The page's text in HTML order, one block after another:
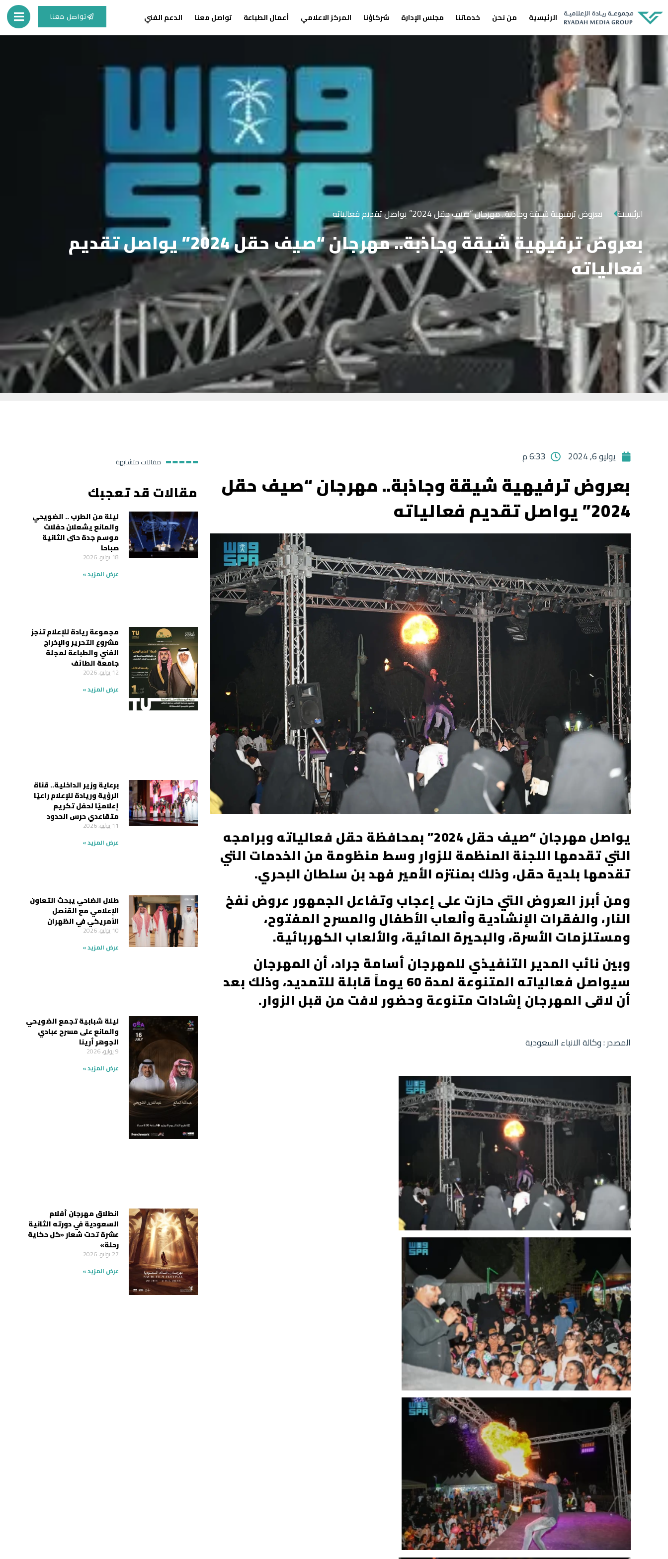
الرئيسية من نحن خدماتنا مجلس الإدارة شركاؤنا المركز الاعلامي أعمال الطباعة تواصل معنا الدعم الفني تواصل معنا
الرئيسية بعروض ترفيهية شيقة وجاذبة.. مهرجان “صيف حقل 2024” يواصل تقديم فعالياته
بعروض ترفيهية شيقة وجاذبة.. مهرجان “صيف حقل 2024” يواصل تقديم
فعالياته
يوليو 6, 2024 6:33 م
بعروض ترفيهية شيقة وجاذبة.. مهرجان “صيف حقل
2024” يواصل تقديم فعالياته
يواصل مهرجان “صيف حقل 2024” بمحافظة حقل فعالياته وبرامجه
التي تقدمها اللجنة المنظمة للزوار وسط منظومة من الخدمات التي
تقدمها بلدية حقل، وذلك بمنتزه الأمير فهد بن سلطان البحري.
ومن أبرز العروض التي حازت على إعجاب وتفاعل الجمهور عروض نفخ
النار، والفقرات الإنشادية وألعاب الأطفال والمسرح المفتوح،
ومستلزمات الأسرة، والبحيرة المائية، والألعاب الكهربائية.
وبين نائب المدير التنفيذي للمهرجان أسامة جراد، أن المهرجان
سيواصل فعالياته المتنوعة لمدة 60 يوماً قابلة للتمديد، وذلك بعد
أن لاقى المهرجان إشادات متنوعة وحضور لافت من قبل الزوار.
المصدر : وكالة الانباء السعودية
مقالات متشابهة
مقالات قد تعجبك
ليلة من الطرب .. الضويحي
والمانع يشعلان حفلات
موسم جدة حتى الثانية
صباحا
18 يوليو، 2026
عرض المزيد »
مجموعة ريادة للإعلام تنجز
مشروع التحرير والإخراج
الفني والطباعة لمجلة
جامعة الطائف
12 يوليو، 2026
عرض المزيد »
برعاية وزير الداخلية.. قناة
الرؤية وريادة للإعلام راعيًا
إعلاميًا لحفل تكريم
متقاعدي حرس الحدود
11 يوليو، 2026
عرض المزيد »
طلال الضاحي يبحث التعاون
الإعلامي مع القنصل
الأمريكي في الظهران
10 يوليو، 2026
عرض المزيد »
ليلة شبابية تجمع الضويحي
والمانع على مسرح عبادي
الجوهر أرينا
9 يوليو، 2026
عرض المزيد »
انطلاق مهرجان أفلام
السعودية في دورته الثانية
عشرة تحت شعار «كل حكاية
رحلة»
27 يونيو، 2026
عرض المزيد »